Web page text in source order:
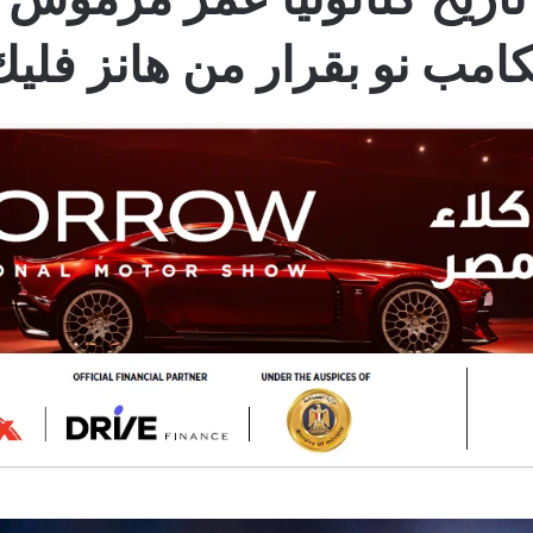
نو بقرار من هانز